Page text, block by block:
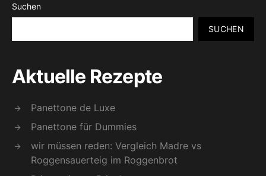
Suchen
SUCHEN
Aktuelle Rezepte
Panettone de Luxe
Panettone für Dummies
wir müssen reden: Vergleich Madre vs
Roggensauerteig im Roggenbrot